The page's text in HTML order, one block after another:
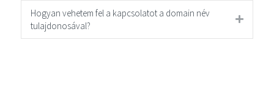
Hogyan vehetem fel a kapcsolatot a domain név
tulajdonosával?